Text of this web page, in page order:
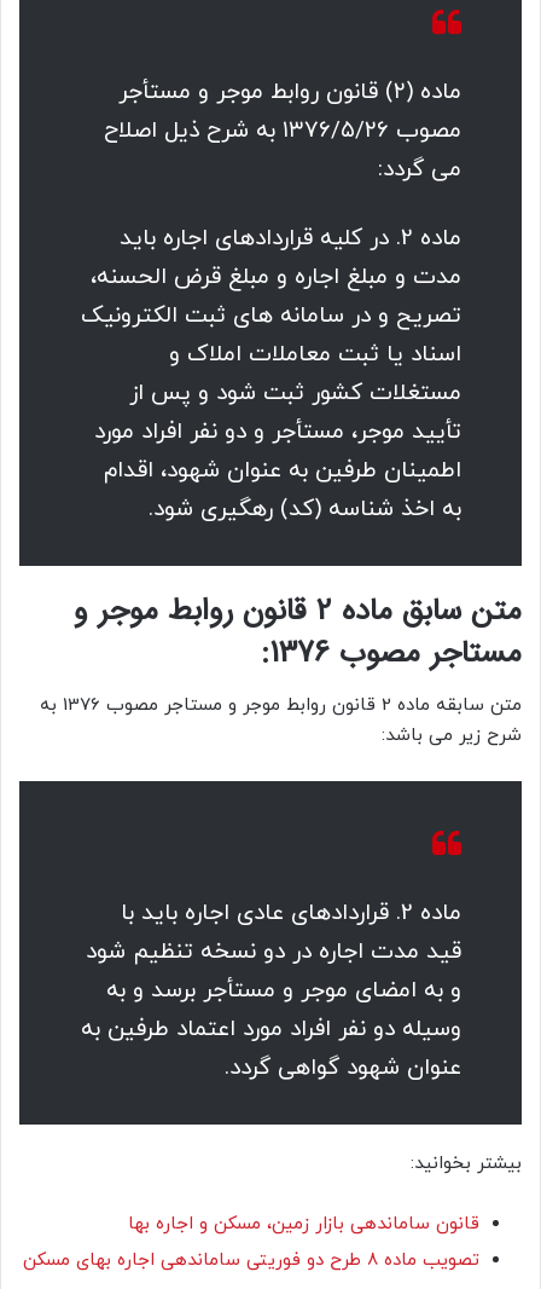
ماده (۲) قانون روابط موجر و مستأجر
مصوب ۱۳۷۶/۵/۲۶ به شرح ذیل اصلاح
می گردد:
ماده 2. در کلیه قراردادهای اجاره باید
مدت و مبلغ اجاره و مبلغ قرض الحسنه،
تصریح و در سامانه های ثبت الکترونیک
اسناد یا ثبت معاملات املاک و
مستغلات کشور ثبت شود و پس از
تأیید موجر، مستأجر و دو نفر افراد مورد
اطمینان طرفین به عنوان شهود، اقدام
به اخذ شناسه (کد) رهگیری شود.
متن سابق ماده 2 قانون روابط موجر و
مستاجر مصوب 1376:
متن سابقه ماده 2 قانون روابط موجر و مستاجر مصوب 1376 به
شرح زیر می باشد:
‌ماده 2. قراردادهای عادی اجاره باید با
قید مدت اجاره در دو نسخه تنظیم شود
و به‌ امضای موجر و مستأجر برسد و به‌
وسیله دو نفر افراد مورد‌ اعتماد طرفین به‌
عنوان شهود گواهی گردد.
بیشتر بخوانید:
قانون ساماندهی بازار زمین، مسکن و اجاره بها
تصویب ماده 8 طرح دو فوریتی ساماندهی اجاره بهای مسکن